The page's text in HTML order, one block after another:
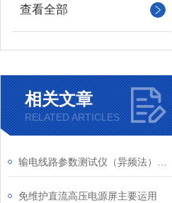
查看全部
相关文章
RELATED ARTICLES
免维护直流高压电源屏主要运用